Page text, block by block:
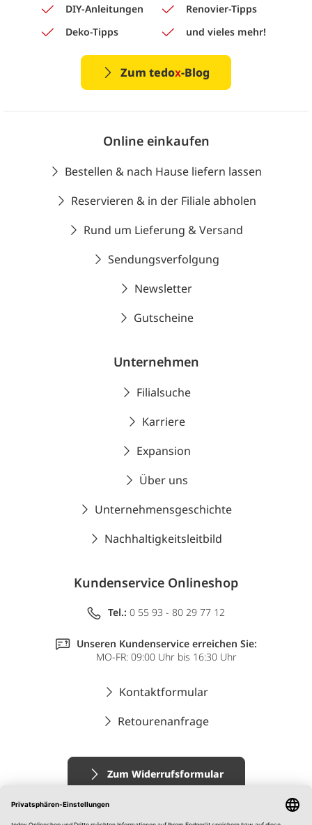
DIY-Anleitungen
Renovier-Tipps
Deko-Tipps
und vieles mehr!
Zum tedox-Blog
Online einkaufen
Bestellen & nach Hause liefern lassen
Reservieren & in der Filiale abholen
Rund um Lieferung & Versand
Sendungsverfolgung
Newsletter
Gutscheine
Unternehmen
Filialsuche
Karriere
Expansion
Über uns
Unternehmensgeschichte
Nachhaltigkeitsleitbild
Kundenservice Onlineshop
Tel.: 0 55 93 - 80 29 77 12
Unseren Kundenservice erreichen Sie:
MO-FR: 09:00 Uhr bis 16:30 Uhr
Kontaktformular
Retourenanfrage
Zum Widerrufsformular